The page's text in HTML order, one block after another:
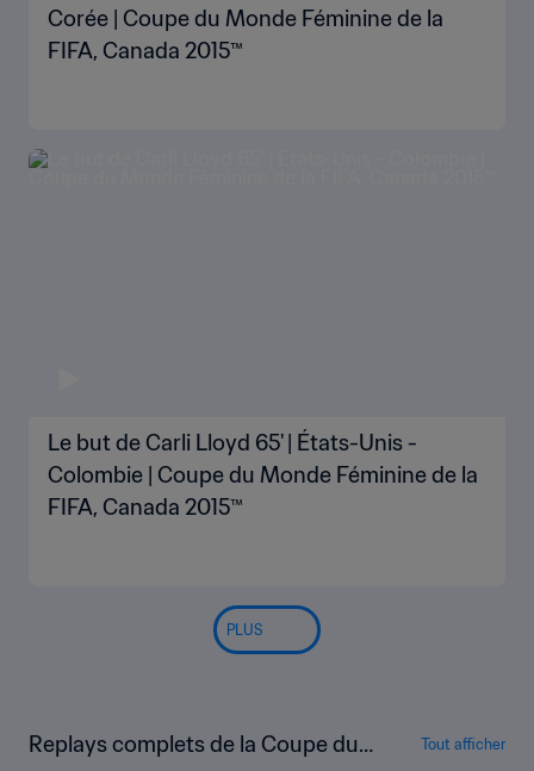
Corée | Coupe du Monde Féminine de la
FIFA, Canada 2015™
Le but de Carli Lloyd 65' | États-Unis -
Colombie | Coupe du Monde Féminine de la
FIFA, Canada 2015™
PLUS
Replays complets de la Coupe du
Tout afficher